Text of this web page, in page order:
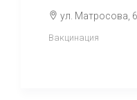
ул. Матросова,
Вакцинация